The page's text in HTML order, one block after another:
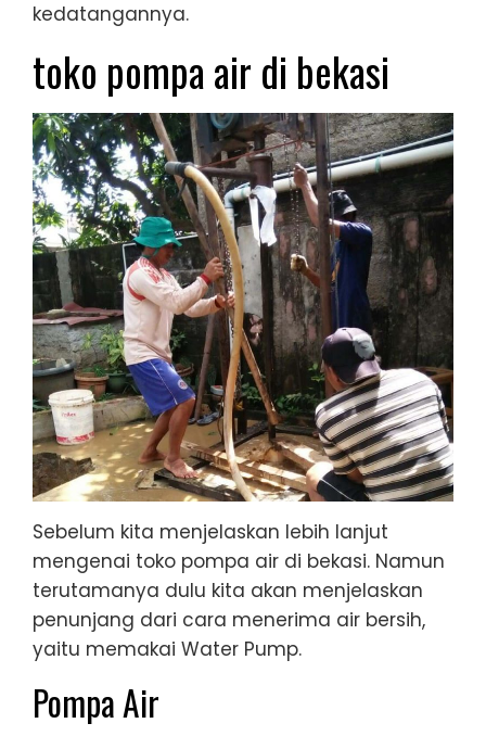
kedatangannya.
toko pompa air di bekasi
Sebelum kita menjelaskan lebih lanjut
mengenai toko pompa air di bekasi. Namun
terutamanya dulu kita akan menjelaskan
penunjang dari cara menerima air bersih,
yaitu memakai Water Pump.
Pompa Air